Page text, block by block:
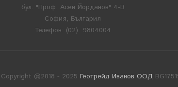
бул. "Проф. Асен Йорданов" 4-В
София, България
Телефон: (02) 9804004
Copyright @2018 - 2025 Геотрейд Иванов ООД